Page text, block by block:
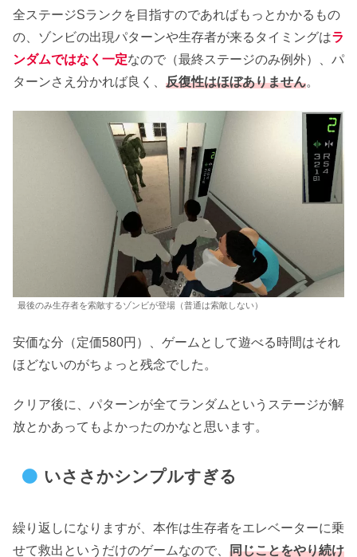
全ステージSランクを目指すのであればもっとかかるもの
の、ゾンビの出現パターンや生存者が来るタイミングはラ
ンダムではなく一定なので（最終ステージのみ例外）、パ
ターンさえ分かれば良く、 反復性はほぼありません。
最後のみ生存者を索敵するゾンビが登場（普通は索敵しない）
安価な分（定価580円）、ゲームとして遊べる時間はそれ
ほどないのがちょっと残念でした。
クリア後に、パターンが全てランダムというステージが解
放とかあってもよかったのかなと思います。
いささかシンプルすぎる
繰り返しになりますが、本作は生存者をエレベーターに乗
せて救出というだけのゲームなので、 同じことをやり続け